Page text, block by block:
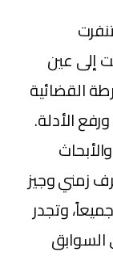
إلى عين
القضائية
الأدلة.
زمني وجيز
وتجدر
السوابق